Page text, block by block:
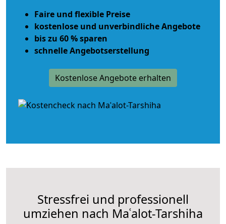
Faire und flexible Preise
kostenlose und unverbindliche Angebote
bis zu 60 % sparen
schnelle Angebotserstellung
Kostenlose Angebote erhalten
Stressfrei und professionell
umziehen nach Maʿalot-Tarshiha